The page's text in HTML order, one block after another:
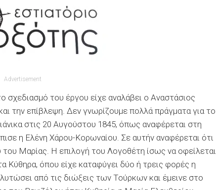
Advertisement
σχεδιασμό του έργου είχε αναλάβει ο Αναστάσιος
την επίβλεψη. Δεν γνωρίζουμε πολλά πράγματα για το
στις 20 Αυγούστου 1845, όπως αναφέρεται στη
η Ελένη Χάρου-Κορωναίου. Σε αυτήν αναφέρεται ότι
Μαρίας. Η επιλογή του Λογοθέτη ίσως να οφείλεται
Κύθηρα, όπου είχε καταφύγει δύο ή τρεις φορές η
από τις διώξεις των Τούρκων και έμεινε στο